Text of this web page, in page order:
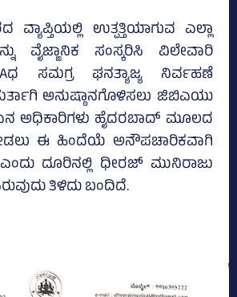
ವ್ಯಾಪ್ತಿಯಲ್ಲಿ ಉತ್ಪತ್ತಿಯಾಗುವ ಎಲ್ಲಾ
ವೈಜ್ಙಾನಿಕ ಸಂಸ್ಕರಿಸಿ ವಿಲೇವಾರಿ
ಸಮಗ್ರ ಘನತ್ಯಾಜ್ಯ ನಿರ್ವಹಣೆ
ಅನುಷ್ಠಾನಗೊಳಿಸಲು ಜಿಬಿಎಯು
ಅಧಿಕಾರಿಗಳು ಹೈದರಬಾದ್ ಮೂಲದ
ಈ ಹಿಂದೆಯೆ ಅನೌಪಚಾರಿಕವಾಗಿ
ಎಂದು ದೂರಿನಲ್ಲಿ ಧೀರಜ್ ಮುನಿರಾಜು
ತಿಳಿದು ಬಂದಿದೆ.